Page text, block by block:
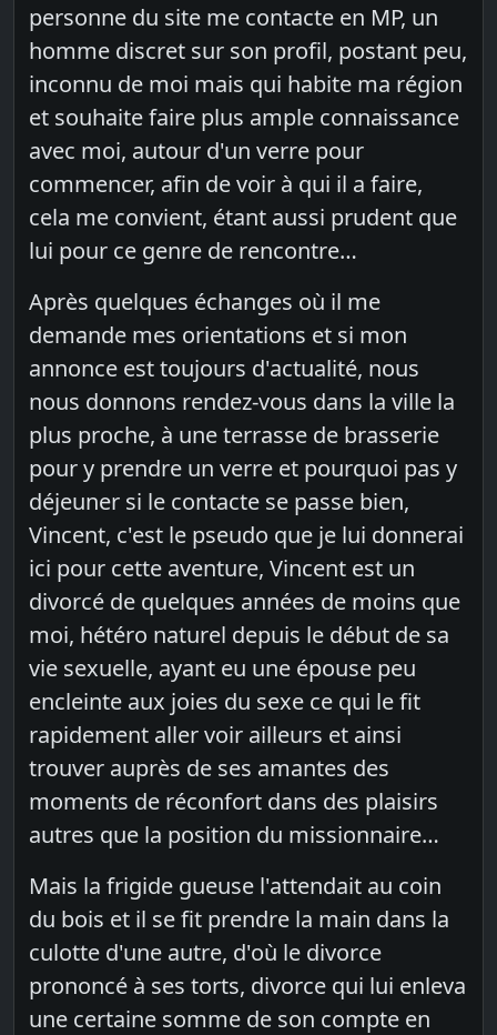
personne du site me contacte en MP, un
homme discret sur son profil, postant peu,
inconnu de moi mais qui habite ma région
et souhaite faire plus ample connaissance
avec moi, autour d'un verre pour
commencer, afin de voir à qui il a faire,
cela me convient, étant aussi prudent que
lui pour ce genre de rencontre…
Après quelques échanges où il me
demande mes orientations et si mon
annonce est toujours d'actualité, nous
nous donnons rendez-vous dans la ville la
plus proche, à une terrasse de brasserie
pour y prendre un verre et pourquoi pas y
déjeuner si le contacte se passe bien,
Vincent, c'est le pseudo que je lui donnerai
ici pour cette aventure, Vincent est un
divorcé de quelques années de moins que
moi, hétéro naturel depuis le début de sa
vie sexuelle, ayant eu une épouse peu
encleinte aux joies du sexe ce qui le fit
rapidement aller voir ailleurs et ainsi
trouver auprès de ses amantes des
moments de réconfort dans des plaisirs
autres que la position du missionnaire…
Mais la frigide gueuse l'attendait au coin
du bois et il se fit prendre la main dans la
culotte d'une autre, d'où le divorce
prononcé à ses torts, divorce qui lui enleva
une certaine somme de son compte en